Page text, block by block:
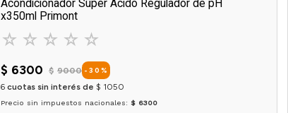
Acondicionador Súper Ácido Regulador de pH
x350ml Primont
☆ ☆ ☆ ☆ ☆
$ 6300 $ 9000 - 30 %
6 cuotas sin interés de $ 1050
Precio sin impuestos nacionales: $ 6300